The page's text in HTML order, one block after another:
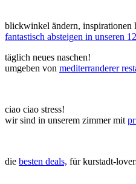
blickwinkel ändern, inspirationen
fantastisch absteigen in unseren
täglich neues naschen!
umgeben von mediterranderer
ciao ciao stress!
wir sind in unserem zimmer mit
die besten deals, für kurstadt-